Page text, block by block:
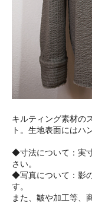
キルティング素材の
ト。生地表面にはハ
◆寸法について：実
さい。
◆写真について：影
す。
また、皺や加工等、